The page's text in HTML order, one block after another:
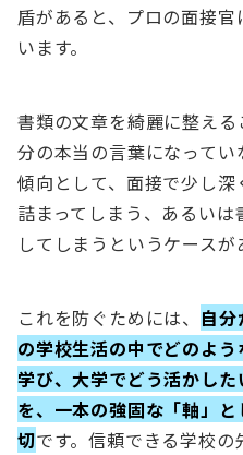
盾があると、プロの面接
います。
書類の文章を綺麗に整え
分の本当の言葉になって
傾向として、面接で少し
詰まってしまう、あるい
してしまうというケースが
これを防ぐためには、 自
の学校生活の中でどのよ
学び、大学でどう活かし
を、一本の強固な「軸」
切です。信頼できる学校